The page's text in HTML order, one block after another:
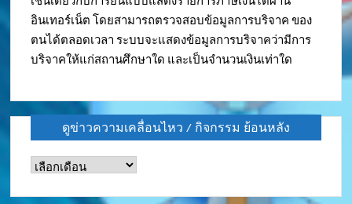
อินเทอร์เน็ต โดยสามารถตรวจสอบข้อมูลการบริจาค ของ
ตนได้ตลอดเวลา ระบบจะแสดงข้อมูลการบริจาคว่ามีการ
บริจาคให้แก่สถานศึกษาใด และเป็นจำนวนเงินเท่าใด
ดูข่าวความเคลื่อนไหว / กิจกรรม ย้อนหลัง
ดู